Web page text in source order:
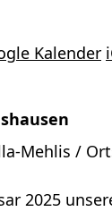
Kalender
Mehlis /
2025